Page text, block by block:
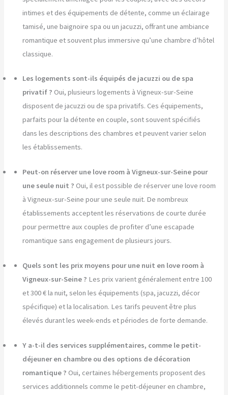
intimes et des équipements de détente, comme un éclairage
tamisé, une baignoire spa ou un jacuzzi, offrant une ambiance
romantique et souvent plus immersive qu’une chambre d’hôtel
classique.
Les logements sont-ils équipés de jacuzzi ou de spa
privatif ? Oui, plusieurs logements à Vigneux-sur-Seine
disposent de jacuzzi ou de spa privatifs. Ces équipements,
parfaits pour la détente en couple, sont souvent spécifiés
dans les descriptions des chambres et peuvent varier selon
les établissements.
Peut-on réserver une love room à Vigneux-sur-Seine pour
une seule nuit ? Oui, il est possible de réserver une love room
à Vigneux-sur-Seine pour une seule nuit. De nombreux
établissements acceptent les réservations de courte durée
pour permettre aux couples de profiter d’une escapade
romantique sans engagement de plusieurs jours.
Quels sont les prix moyens pour une nuit en love room à
Vigneux-sur-Seine ? Les prix varient généralement entre 100
et 300 € la nuit, selon les équipements (spa, jacuzzi, décor
spécifique) et la localisation. Les tarifs peuvent être plus
élevés durant les week-ends et périodes de forte demande.
Y a-t-il des services supplémentaires, comme le petit-
déjeuner en chambre ou des options de décoration
romantique ? Oui, certaines hébergements proposent des
services additionnels comme le petit-déjeuner en chambre,